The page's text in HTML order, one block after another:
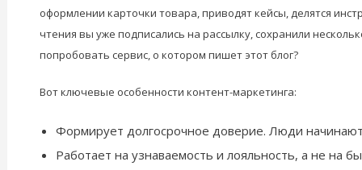
оформлении карточки товара, приводят кейсы, делятся
чтения вы уже подписались на рассылку, сохранили
попробовать сервис, о котором пишет этот блог?
Вот ключевые особенности контент-маркетинга:
Формирует долгосрочное доверие. Люди
Работает на узнаваемость и лояльность, а не на